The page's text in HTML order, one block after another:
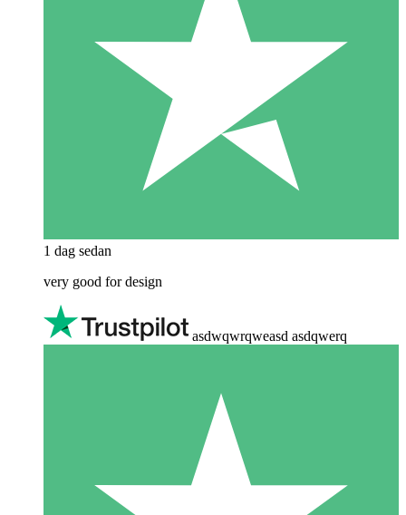
1 dag sedan
very good for design
asdwqwrqweasd asdqwerq